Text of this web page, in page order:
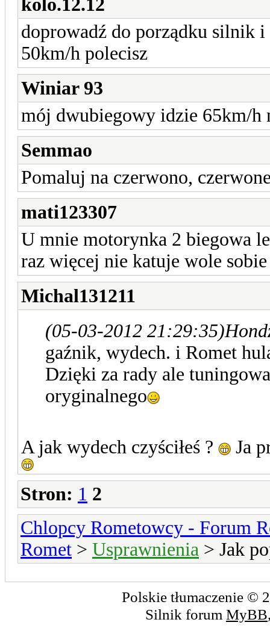
kolo.12.12
doprowadź do porządku silnik
50km/h polecisz
Winiar 93
mój dwubiegowy idzie 65km/h
Semmao
Pomaluj na czerwono,
mati123307
U mnie motorynka 2 biegowa
raz więcej nie katuje wole
Michal131211
(05-03-2012 21:29:35)
gaźnik, wydech. i Romet
Dzięki za rady ale
oryginalnego
A jak wydech czyściłeś ? Ja
Stron: 1 2
Chlopcy Rometowcy - Forum
Romet > Usprawnienia > Jak
Polskie tłumaczenie ©
Silnik forum MyBB